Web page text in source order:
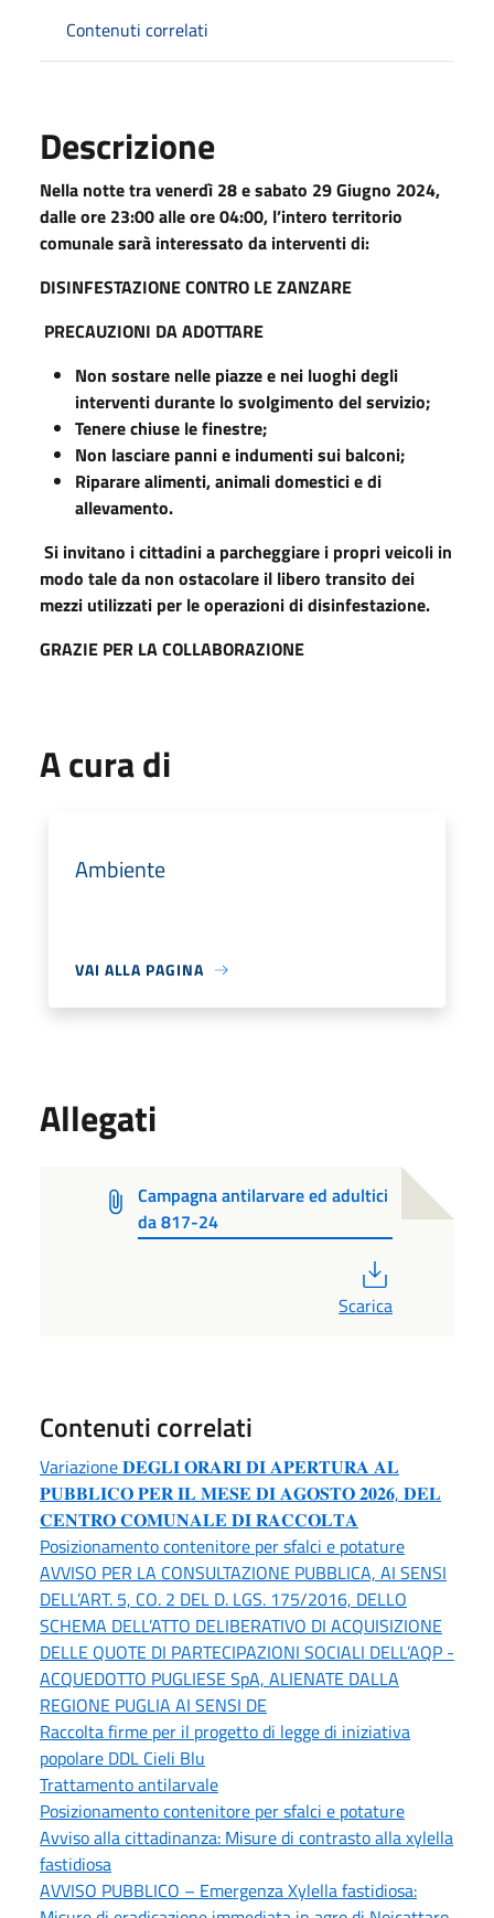
Contenuti correlati
Descrizione
Nella notte tra venerdì 28 e sabato 29 Giugno 2024,
dalle ore 23:00 alle ore 04:00, l’intero territorio
comunale sarà interessato da interventi di:
DISINFESTAZIONE CONTRO LE ZANZARE
PRECAUZIONI DA ADOTTARE
Non sostare nelle piazze e nei luoghi degli
interventi durante lo svolgimento del servizio;
Tenere chiuse le finestre;
Non lasciare panni e indumenti sui balconi;
Riparare alimenti, animali domestici e di
allevamento.
Si invitano i cittadini a parcheggiare i propri veicoli in
modo tale da non ostacolare il libero transito dei
mezzi utilizzati per le operazioni di disinfestazione.
GRAZIE PER LA COLLABORAZIONE
A cura di
Ambiente
VAI ALLA PAGINA
Allegati
Campagna antilarvare ed adultici
da 817-24
Scarica
Contenuti correlati
Variazione 𝐃𝐄𝐆𝐋𝐈 𝐎𝐑𝐀𝐑𝐈 𝐃𝐈 𝐀𝐏𝐄𝐑𝐓𝐔𝐑𝐀 𝐀𝐋
𝐏𝐔𝐁𝐁𝐋𝐈𝐂𝐎 𝐏𝐄𝐑 𝐈𝐋 𝐌𝐄𝐒𝐄 𝐃𝐈 𝐀𝐆𝐎𝐒𝐓𝐎 𝟐𝟎𝟐𝟔, 𝐃𝐄𝐋
𝐂𝐄𝐍𝐓𝐑𝐎 𝐂𝐎𝐌𝐔𝐍𝐀𝐋𝐄 𝐃𝐈 𝐑𝐀𝐂𝐂𝐎𝐋𝐓𝐀
Posizionamento contenitore per sfalci e potature
AVVISO PER LA CONSULTAZIONE PUBBLICA, AI SENSI
DELL’ART. 5, CO. 2 DEL D. LGS. 175/2016, DELLO
SCHEMA DELL’ATTO DELIBERATIVO DI ACQUISIZIONE
DELLE QUOTE DI PARTECIPAZIONI SOCIALI DELL’AQP -
ACQUEDOTTO PUGLIESE SpA, ALIENATE DALLA
REGIONE PUGLIA AI SENSI DE
Raccolta firme per il progetto di legge di iniziativa
popolare DDL Cieli Blu
Trattamento antilarvale
Posizionamento contenitore per sfalci e potature
Avviso alla cittadinanza: Misure di contrasto alla xylella
fastidiosa
AVVISO PUBBLICO – Emergenza Xylella fastidiosa: